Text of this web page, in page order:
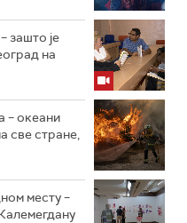
зашто је
на
– океани
све стране,
месту –